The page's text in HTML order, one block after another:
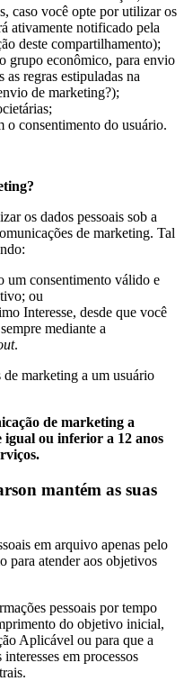
caso você opte por utilizar os
ativamente notificado pela
deste compartilhamento);
grupo econômico, para envio
as regras estipuladas na
de marketing?);
o consentimento do usuário.
os dados pessoais sob a
de marketing. Tal
um consentimento válido e
ou
Interesse, desde que você
mediante a
.
marketing a um usuário
de marketing a
ou inferior a 12 anos
mantém as suas
em arquivo apenas pelo
para atender aos objetivos
pessoais por tempo
do objetivo inicial,
Aplicável ou para que a
em processos